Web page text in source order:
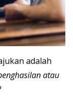
adalah
atau